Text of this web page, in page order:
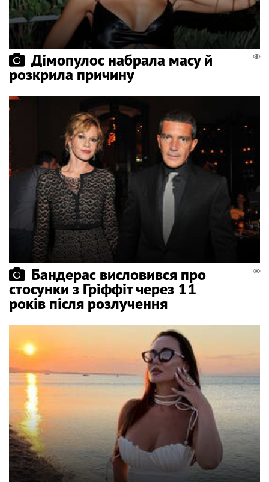
Дімопулос набрала масу й
розкрила причину
Бандерас висловився про
стосунки з Гріффіт через 11
років після розлучення